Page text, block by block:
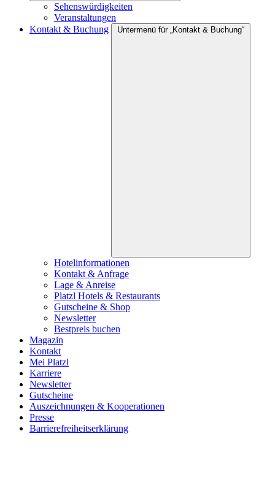
Sehenswürdigkeiten
Veranstaltungen
Kontakt & Buchung
Untermenü für „Kontakt & Buchung“
Hotelinformationen
Kontakt & Anfrage
Lage & Anreise
Platzl Hotels & Restaurants
Gutscheine & Shop
Newsletter
Bestpreis buchen
Magazin
Kontakt
Mei Platzl
Karriere
Newsletter
Gutscheine
Auszeichnungen & Kooperationen
Presse
Barrierefreiheitserklärung